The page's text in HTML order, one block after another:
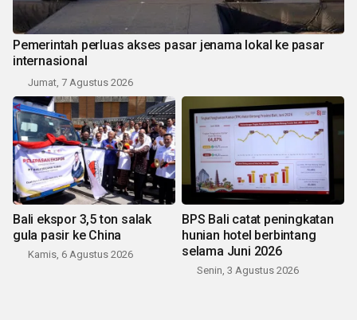
Pemerintah perluas akses pasar jenama lokal ke pasar
internasional
Jumat, 7 Agustus 2026
Bali ekspor 3,5 ton salak
gula pasir ke China
Kamis, 6 Agustus 2026
BPS Bali catat peningkatan
hunian hotel berbintang
selama Juni 2026
Senin, 3 Agustus 2026